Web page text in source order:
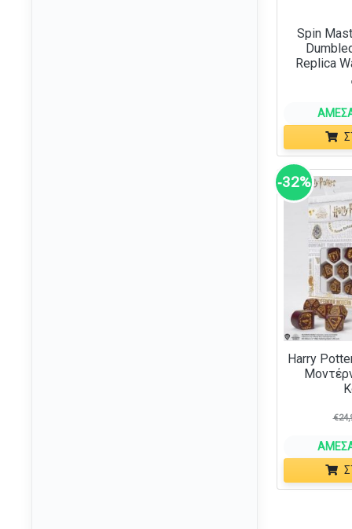
Spin
Replica
‑32%
Harry
€